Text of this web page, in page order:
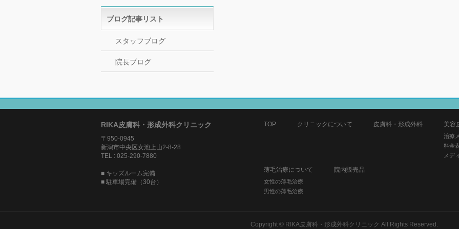
ブログ記事リスト
スタッフブログ
院長ブログ
RIKA皮膚科・形成外科クリニック
〒950-0945
新潟市中央区女池上山2-8-28
TEL : 025-290-7880
■ キッズルーム完備
■ 駐車場完備（30台）
TOP クリニックについて 皮膚科・形成外科 美容
治療
料金
メデ
薄毛治療について
女性の薄毛治療
男性の薄毛治療
院内販売品
Copyright © RIKA皮膚科・形成外科クリニック All Rights Reserved.